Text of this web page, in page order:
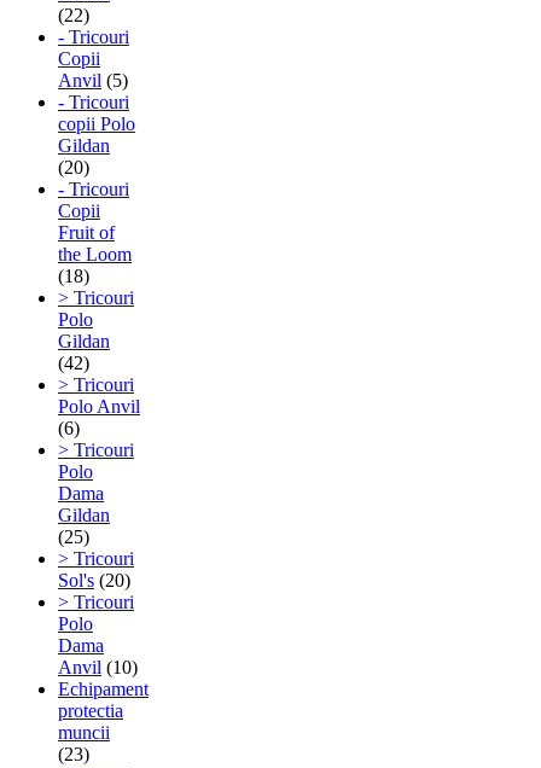
(22)
- Tricouri
Copii
Anvil (5)
- Tricouri
copii Polo
Gildan
(20)
- Tricouri
Copii
Fruit of
the Loom
(18)
> Tricouri
Polo
Gildan
(42)
> Tricouri
Polo Anvil
(6)
> Tricouri
Polo
Dama
Gildan
(25)
> Tricouri
Sol's (20)
> Tricouri
Polo
Dama
Anvil (10)
Echipament
protectia
muncii
(23)